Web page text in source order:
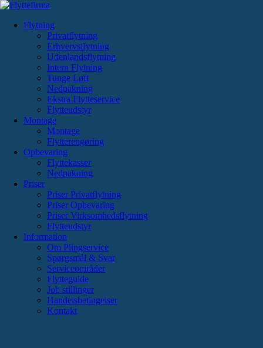
Videre
indholdFlytning
Privatflytning
Erhvervsflytning
Udenlandsflytning
Intern Flytning
Tunge Løft
Nedpakning
Ekstra Flytteservice
Flytteudstyr
Montage
Montage
Flytterengøring
Opbevaring
Flyttekasser
Nedpakning
Priser
Priser Privatflytning
Priser Opbevaring
Priser Virksomhedsflytning
Flytteudstyr
Information
Om Plingservice
Spørgsmål & Svar
Serviceområder
Flytteguide
Job stillinger
Handelsbetingelser
Kontakt